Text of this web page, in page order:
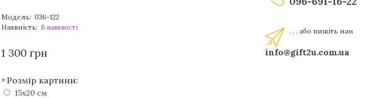
. . . або пишіть нам
info@gift2u.com.ua
Модель: 036-122
Наявність: В наявності
1 300 грн
*Розмір картини:
15х20 см